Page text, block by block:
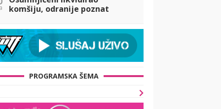
komšiju, odranije poznat
PROGRAMSKA ŠEMA